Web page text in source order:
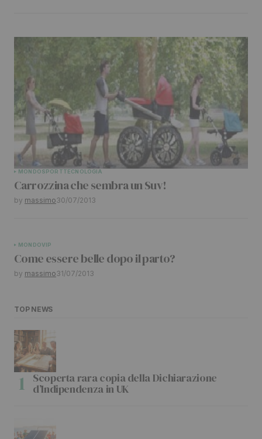
MONDOSPORTTECNOLOGIA
Carrozzina che sembra un Suv!
by massimo30/07/2013
MONDOVIP
Come essere belle dopo il parto?
by massimo31/07/2013
TOP NEWS
Scoperta rara copia della Dichiarazione
d’Indipendenza in UK